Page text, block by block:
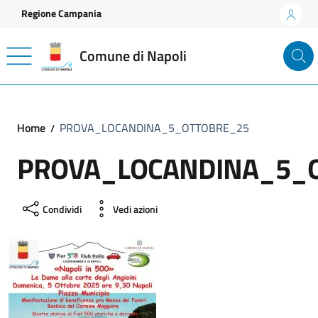
Vai ai contenuti
Vai al footer
Regione Campania
Comune di Napoli
Home PROVA_LOCANDINA_5_OTTOBRE_25
Condividi Vedi azioni